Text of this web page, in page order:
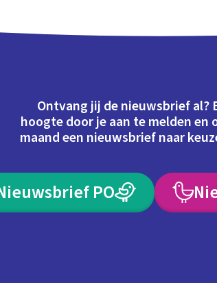
Ontvang jij de nieuwsbrief al?
hoogte door je aan te melden en
maand een nieuwsbrief naar
PO